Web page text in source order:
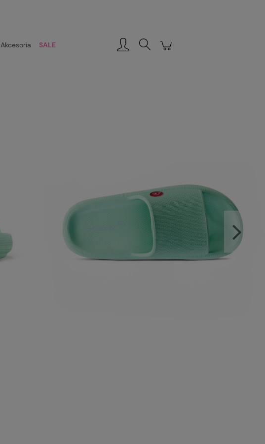
Akcesoria SALE